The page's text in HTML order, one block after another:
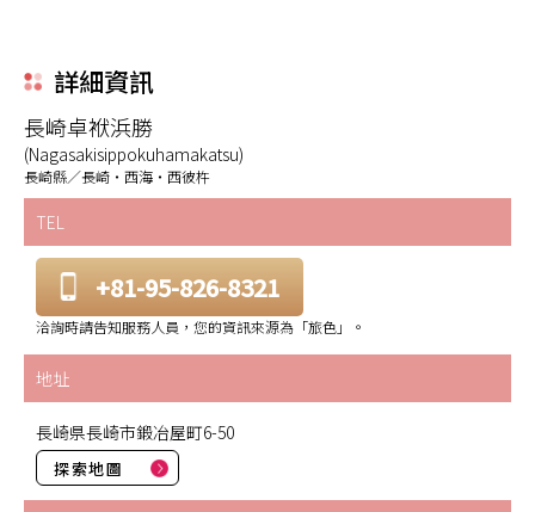
詳細資訊
長崎卓袱浜勝
(Nagasakisippokuhamakatsu)
長崎縣／長崎・西海・西彼杵
TEL
+81-95-826-8321
洽詢時請告知服務人員，您的資訊來源為「旅色」。
地址
長崎県長崎市鍛冶屋町6-50
探索地圖